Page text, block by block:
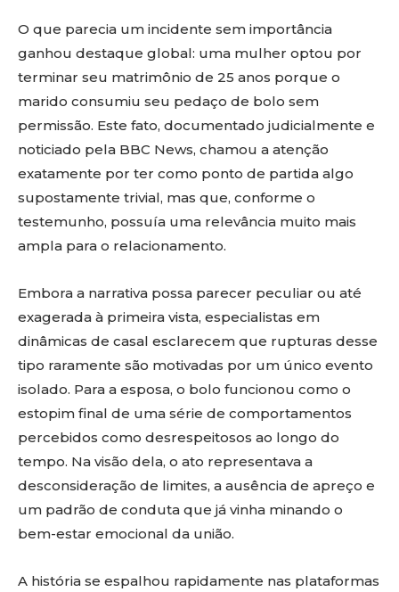
O que parecia um incidente sem importância
ganhou destaque global: uma mulher optou por
terminar seu matrimônio de 25 anos porque o
marido consumiu seu pedaço de bolo sem
permissão. Este fato, documentado judicialmente e
noticiado pela BBC News, chamou a atenção
exatamente por ter como ponto de partida algo
supostamente trivial, mas que, conforme o
testemunho, possuía uma relevância muito mais
ampla para o relacionamento.
Embora a narrativa possa parecer peculiar ou até
exagerada à primeira vista, especialistas em
dinâmicas de casal esclarecem que rupturas desse
tipo raramente são motivadas por um único evento
isolado. Para a esposa, o bolo funcionou como o
estopim final de uma série de comportamentos
percebidos como desrespeitosos ao longo do
tempo. Na visão dela, o ato representava a
desconsideração de limites, a ausência de apreço e
um padrão de conduta que já vinha minando o
bem-estar emocional da união.
A história se espalhou rapidamente nas plataformas